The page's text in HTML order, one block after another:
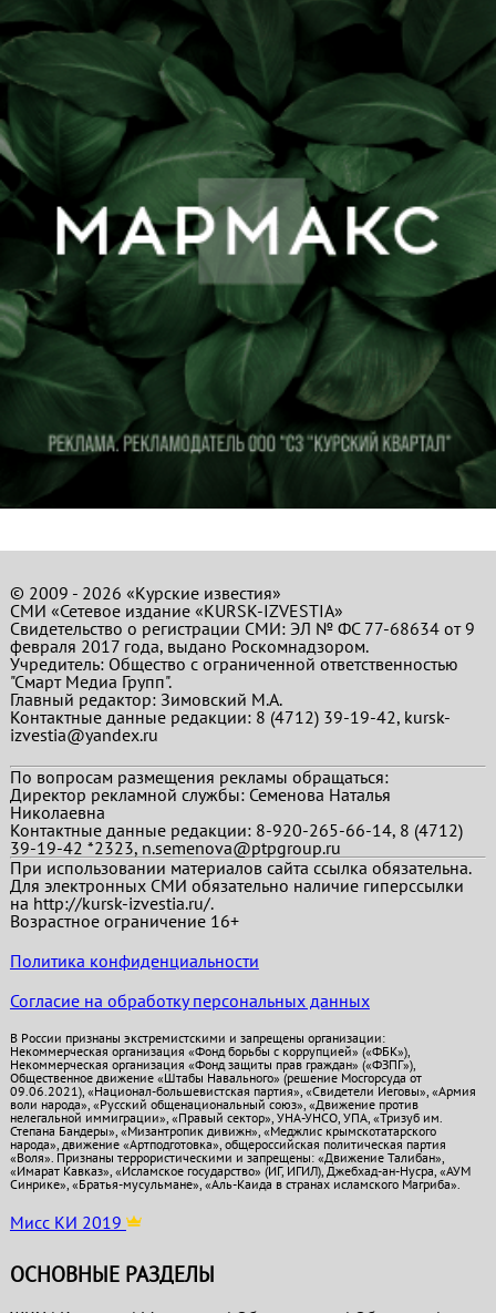
© 2009 - 2026 «Курские известия»
СМИ «Сетевое издание «KURSK-IZVESTIA»
Свидетельство о регистрации СМИ: ЭЛ № ФС 77-68634 от 9
февраля 2017 года, выдано Роскомнадзором.
Учредитель: Общество с ограниченной ответственностью
"Смарт Медиа Групп".
Главный редактор:Зимовский М.А.
Контактные данные редакции: 8 (4712) 39-19-42, kursk-
izvestia@yandex.ru
По вопросам размещения рекламы обращаться:
Директор рекламной службы: Семенова Наталья
Николаевна
Контактные данные редакции: 8-920-265-66-14, 8 (4712)
39-19-42 *2323, n.semenova@ptpgroup.ru
При использовании материалов сайта ссылка обязательна.
Для электронных СМИ обязательно наличие гиперссылки
на http://kursk-izvestia.ru/.
Возрастное ограничение 16+
Политика конфиденциальности
Согласие на обработку персональных данных
В России признаны экстремистскими и запрещены организации:
Некоммерческая организация «Фонд борьбы с коррупцией» («ФБК»),
Некоммерческая организация «Фонд защиты прав граждан» («ФЗПГ»),
Общественное движение «Штабы Навального» (решение Мосгорсуда от
09.06.2021), «Национал-большевистская партия», «Свидетели Иеговы», «Армия
воли народа», «Русский общенациональный союз», «Движение против
нелегальной иммиграции», «Правый сектор», УНА-УНСО, УПА, «Тризуб им.
Степана Бандеры», «Мизантропик дивижн», «Меджлис крымскотатарского
народа», движение «Артподготовка», общероссийская политическая партия
«Воля». Признаны террористическими и запрещены: «Движение Талибан»,
«Имарат Кавказ», «Исламское государство» (ИГ, ИГИЛ), Джебхад-ан-Нусра, «АУМ
Синрике», «Братья-мусульмане», «Аль-Каида в странах исламского Магриба».
Мисс КИ 2019
ОСНОВНЫЕ РАЗДЕЛЫ